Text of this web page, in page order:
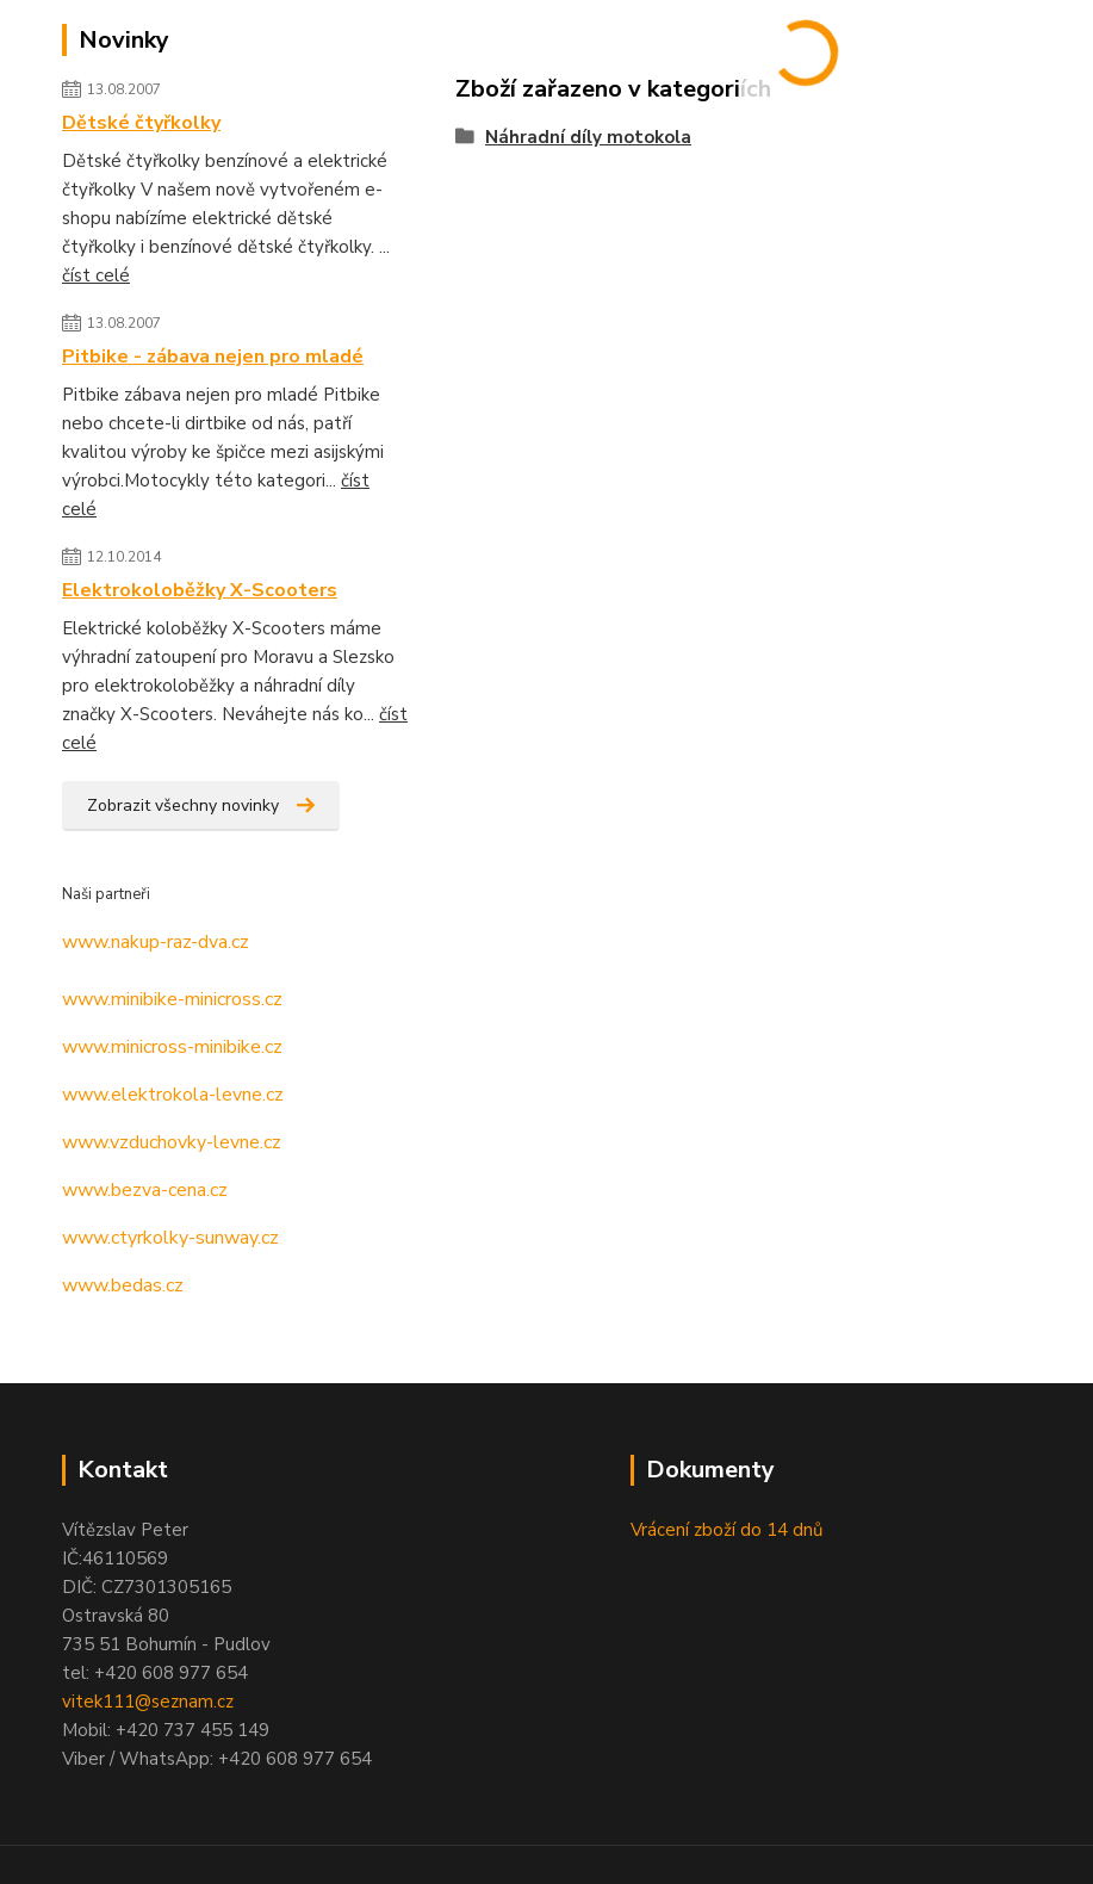
Novinky
13.08.2007
Dětské čtyřkolky
Dětské čtyřkolky benzínové a elektrické
čtyřkolky V našem nově vytvořeném e-
shopu nabízíme elektrické dětské
čtyřkolky i benzínové dětské čtyřkolky. ...
číst celé
13.08.2007
Pitbike - zábava nejen pro mladé
Pitbike zábava nejen pro mladé Pitbike
nebo chcete-li dirtbike od nás, patří
kvalitou výroby ke špičce mezi asijskými
výrobci.Motocykly této kategori... číst
celé
12.10.2014
Elektrokoloběžky X-Scooters
Elektrické koloběžky X-Scooters máme
výhradní zatoupení pro Moravu a Slezsko
pro elektrokoloběžky a náhradní díly
značky X-Scooters. Neváhejte nás ko... číst
celé
Zobrazit všechny novinky
Naši partneři
www.nakup-raz-dva.cz
www.minibike-minicross.cz
www.minicross-minibike.cz
www.elektrokola-levne.cz
www.vzduchovky-levne.cz
www.bezva-cena.cz
www.ctyrkolky-sunway.cz
www.bedas.cz
Zboží zařazeno v kategoriích
Náhradní díly motokola
Kontakt
Vítězslav Peter
IČ:46110569
DIČ: CZ7301305165
Ostravská 80
735 51 Bohumín - Pudlov
tel: +420 608 977 654
vitek111@seznam.cz
Mobil: +420 737 455 149
Viber / WhatsApp: +420 608 977 654
Dokumenty
Vrácení zboží do 14 dnů